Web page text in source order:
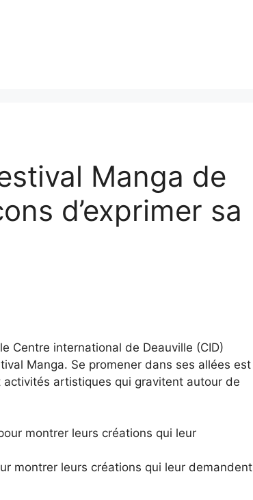
Manga de
d’exprimer sa
Centre international de Deauville (CID)
Manga. Se promener dans ses allées est
activités artistiques qui gravitent autour de
montrer leurs créations qui leur demandent